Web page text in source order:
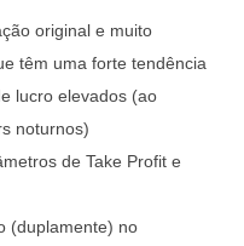
original e muito
têm uma forte tendência
lucro elevados (ao
noturnos)
de Take Profit e
(duplamente) no